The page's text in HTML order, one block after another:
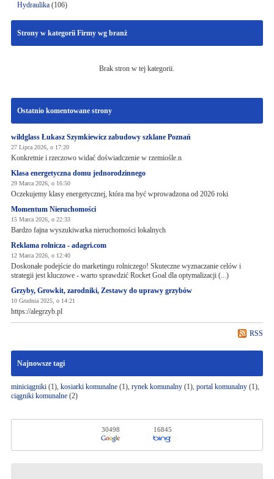
Hydraulika(106)
Strony w kategorii Firmy wg branż
Brak stron w tej kategorii.
Ostatnio komentowane strony
wildglass Łukasz Szymkiewicz zabudowy szklane Poznań
27 Lipca 2026, o 17:20
Konkretnie i rzeczowo widać doświadczenie w rzemiośle.n
Klasa energetyczna domu jednorodzinnego
29 Marca 2026, o 16:50
Oczekujemy klasy energetycznej, która ma być wprowadzona od 2026 roki
Momentum Nieruchomości
15 Marca 2026, o 22:33
Bardzo fajna wyszukiwarka nieruchomości lokalnych
Reklama rolnicza - adagri.com
12 Marca 2026, o 12:40
Doskonałe podejście do marketingu rolniczego! Skuteczne wyznaczanie celów i
strategii jest kluczowe - warto sprawdzić Rocket Goal dla optymalizacji (...)
Grzyby, Growkit, zarodniki, Zestawy do uprawy grzybów
10 Grudnia 2025, o 14:21
https://alegrzyb.pl
RSS
Najnowsze tagi
miniciągniki(1), kosiarki komunalne(1), rynek komunalny(1), portal komunalny(1),
ciągniki komunalne(2)
30498 16845